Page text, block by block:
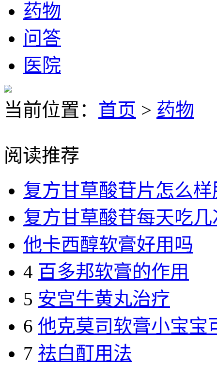
药物
问答
医院
当前位置： 首页 > 药物
阅读推荐
复方甘草酸苷片怎么样
复方甘草酸苷每天吃几
他卡西醇软膏好用吗
4 百多邦软膏的作用
5 安宫牛黄丸治疗
6 他克莫司软膏小宝宝
7 祛白酊用法